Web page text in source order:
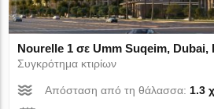
Nourelle 1 σε Umm Suqeim,
Συγκρότημα κτιρίων
Απόσταση από τη θάλασσα:1.3